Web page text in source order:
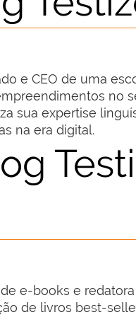
e CEO de uma
no
sua expertise
na era digital.
e-books e
de livros best-